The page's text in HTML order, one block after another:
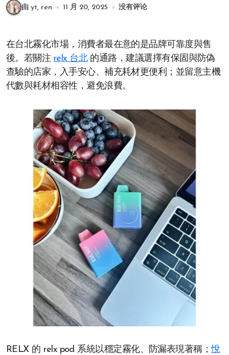
由 yt, ren 11 月 20, 2025 没有评论
在台北霧化市場，消費者最在意的是品牌可靠度與售
後。若關注 relx 台北的通路，建議選擇有保固與防偽
查驗的店家，入手安心、補充耗材更便利；並留意主機
代數與耗材相容性，避免浪費。
RELX 的 relx pod 系統以穩定霧化、防漏表現著稱；悅